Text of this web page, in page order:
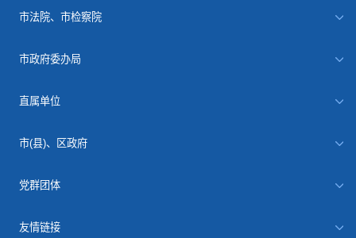
市法院、市检察院
市政府委办局
直属单位
市(县)、区政府
党群团体
友情链接